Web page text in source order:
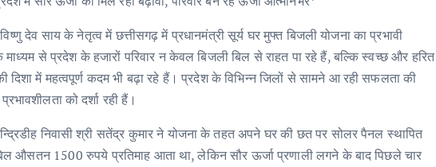
देव साय के नेतृत्व में छत्तीसगढ़ में प्रधानमंत्री सूर्य घर मुफ्त बिजली योजना का प्रभावी
माध्यम से प्रदेश के हजारों परिवार न केवल बिजली बिल से राहत पा रहे हैं, बल्कि स्वच्छ और हरित
दिशा में महत्वपूर्ण कदम भी बढ़ा रहे हैं। प्रदेश के विभिन्न जिलों से सामने आ रही सफलता की
को दर्शा रही हैं।
निवासी श्री सतेंद्र कुमार ने योजना के तहत अपने घर की छत पर सोलर पैनल स्थापित
औसतन 1500 रुपये प्रतिमाह आता था, लेकिन सौर ऊर्जा प्रणाली लगने के बाद पिछले चार